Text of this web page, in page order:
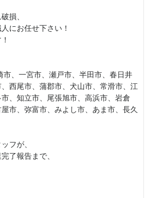
損、
にお任せ下さい！
市、一宮市、瀬戸市、半田市、春日井
西尾市、蒲郡市、犬山市、常滑市、江
、知立市、尾張旭市、高浜市、岩倉
市、弥富市、みよし市、あま市、長久
フが、
了報告まで、